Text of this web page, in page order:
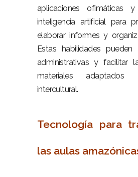
aplicaciones ofimáticas
inteligencia artificial para
elaborar informes y
Estas habilidades pueden
administrativas y facilitar
materiales adaptados
intercultural.
Tecnología para
las aulas